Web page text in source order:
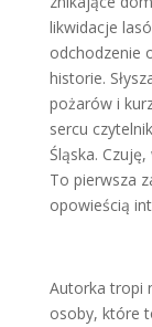
likwidacje
odchodzenie
historie.
pożarów i
sercu
Śląska.
To pierwsza
opowieścią
Autorka tropi
osoby, które